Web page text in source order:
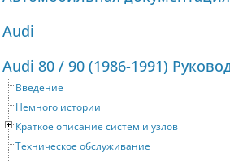
Audi
Введение
Немного истории
Краткое описание систем и узлов
Техническое обслуживание